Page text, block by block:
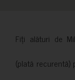
Fiți alături de
(plată